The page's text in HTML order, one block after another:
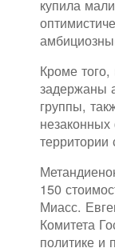
купила
Кроме
задержаны
группы,
территории
150
Миасс.
Комитета
политике и